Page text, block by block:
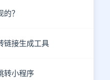
？
链接生成工具
转小程序